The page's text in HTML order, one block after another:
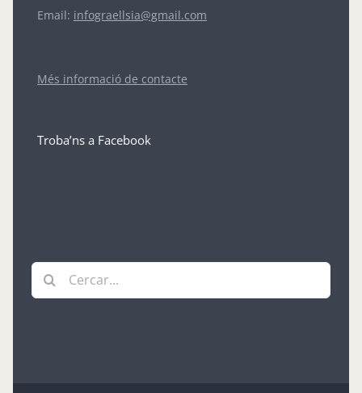
Email: infograellsia@gmail.com
Més informació de contacte
Troba’ns a Facebook
Cerca
…